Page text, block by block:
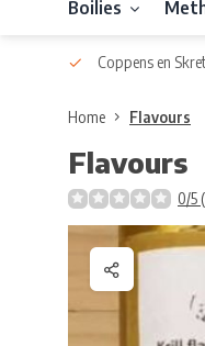
Boilies
Coppens en
Home Flavours
Flavours
0/5